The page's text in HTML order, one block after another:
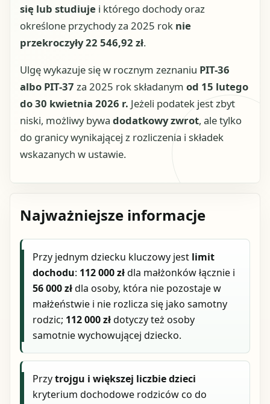
się lub studiuje i którego dochody oraz
określone przychody za 2025 rok nie
przekroczyły 22 546,92 zł.
Ulgę wykazuje się w rocznym zeznaniu PIT-36
albo PIT-37 za 2025 rok składanym od 15 lutego
do 30 kwietnia 2026 r. Jeżeli podatek jest zbyt
niski, możliwy bywa dodatkowy zwrot, ale tylko
do granicy wynikającej z rozliczenia i składek
wskazanych w ustawie.
Najważniejsze informacje
Przy jednym dziecku kluczowy jest limit
dochodu: 112 000 złdla małżonków łącznie i
56 000 złdla osoby, która nie pozostaje w
małżeństwie i nie rozlicza się jako samotny
rodzic; 112 000 złdotyczy też osoby
samotnie wychowującej dziecko.
Przytrojgu i większej liczbie dzieci
kryterium dochodowe rodziców co do